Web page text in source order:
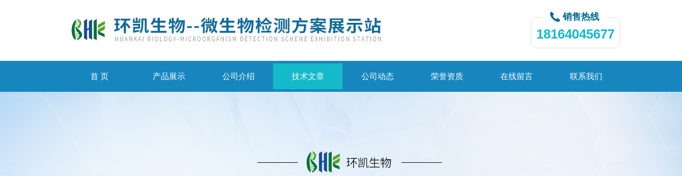
销售热线
18164045677
首 页 产品展示 公司介绍 技术文章 公司动态 荣誉资质 在线留言 联系我们